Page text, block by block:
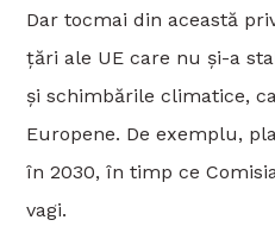
Dar tocmai din această
țări ale UE care nu și-a
și schimbările climatice,
Europene. De exemplu,
în 2030, în timp ce
vagi.